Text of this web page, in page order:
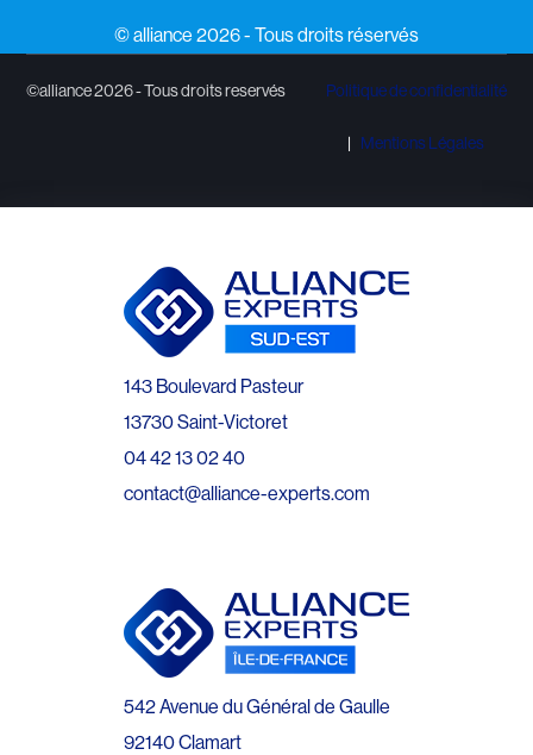
©️ alliance 2026 - Tous droits réservés
©alliance 2026 - Tous droits reservés Politique de confidentialité
Mentions Légales
143 Boulevard Pasteur
13730 Saint-Victoret
04 42 13 02 40
contact@alliance-experts.com
542 Avenue du Général de Gaulle
92140 Clamart